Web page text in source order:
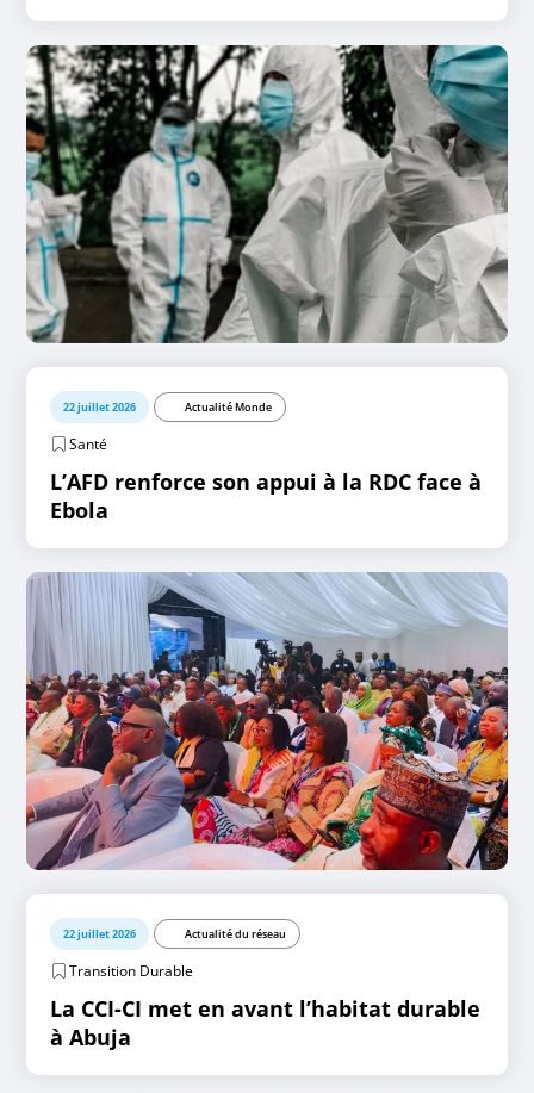
22 juillet 2026 Actualité Monde
Santé
L’AFD renforce son appui à la RDC face à
Ebola
22 juillet 2026 Actualité du réseau
Transition Durable
La CCI-CI met en avant l’habitat durable
à Abuja